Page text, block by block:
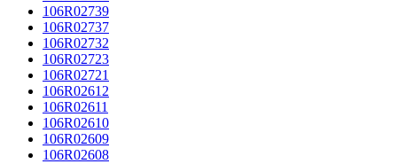
106R02739
106R02737
106R02732
106R02723
106R02721
106R02612
106R02611
106R02610
106R02609
106R02608